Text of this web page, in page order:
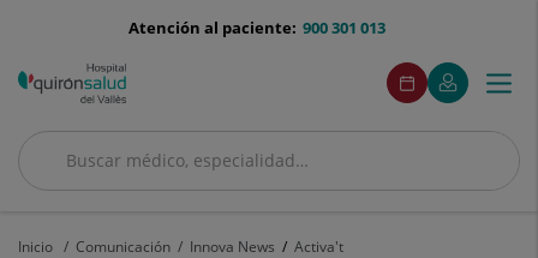
menu-
900 301 013
Atención al paciente:
Buscar
Buscar
menuAcceso
Pide
cita
Este
enlace
se
en
Mi
Quirónsalud
Este
enlace
se
en
ventana
Menú
Inicio Comunicación Innova News Activa't